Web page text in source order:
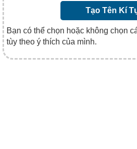
Tạo Tên Kí
Bạn có thể chọn hoặc không chọn
tùy theo ý thích của mình.